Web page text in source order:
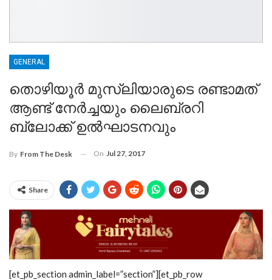
GENERAL
തൊഴിയൂർ മുസ്‌ലിയാരുടെ രണ്ടാമത്
ആണ്ട് നേർച്ചയും ലൈബ്രറി
ബ്ലോക്ക് ഉൽഘാടനവും
By From The Desk On Jul 27, 2017
Share
[et_pb_section admin_label=”section”][et_pb_row